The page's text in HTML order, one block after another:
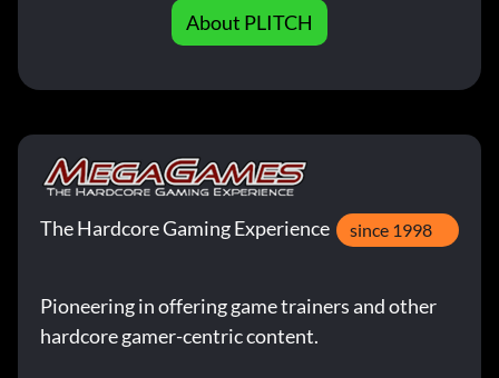
About PLITCH
The Hardcore Gaming Experience since 1998
Pioneering in offering game trainers and other
hardcore gamer-centric content.